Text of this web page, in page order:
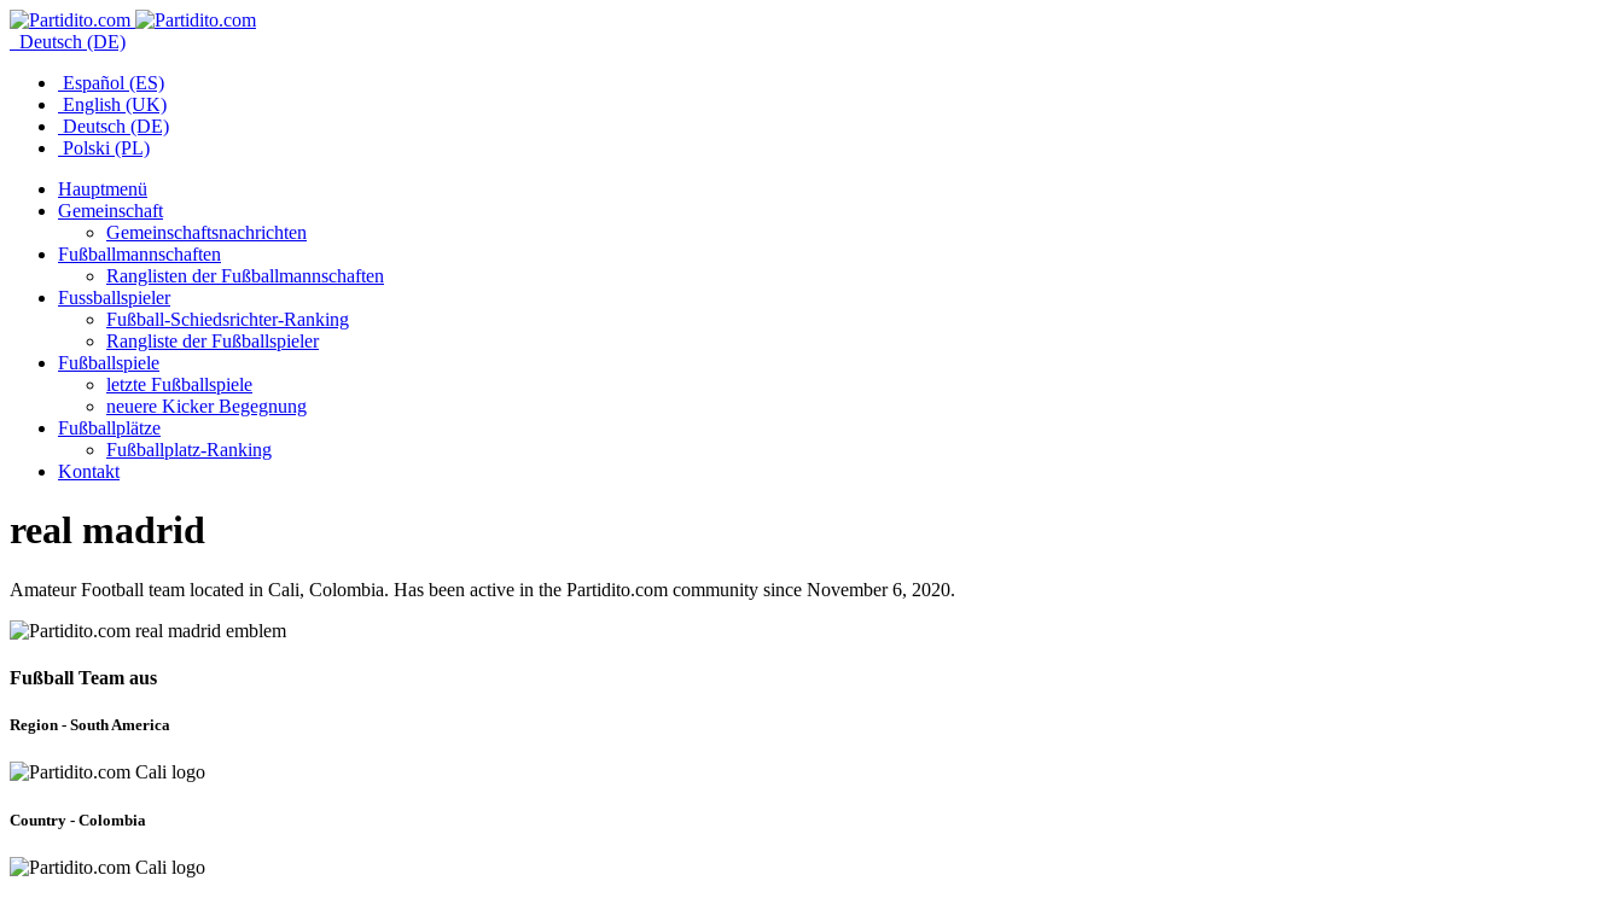
Deutsch (DE)
Español (ES)
English (UK)
Deutsch (DE)
Polski (PL)
Hauptmenü
Gemeinschaft
Gemeinschaftsnachrichten
Fußballmannschaften
Ranglisten der Fußballmannschaften
Fussballspieler
Fußball-Schiedsrichter-Ranking
Rangliste der Fußballspieler
Fußballspiele
letzte Fußballspiele
neuere Kicker Begegnung
Fußballplätze
Fußballplatz-Ranking
Kontakt
real madrid
Amateur Football team located in Cali, Colombia. Has been active in the Partidito.com community since November 6, 2020.
Fußball Team aus
Region - South America
Country - Colombia